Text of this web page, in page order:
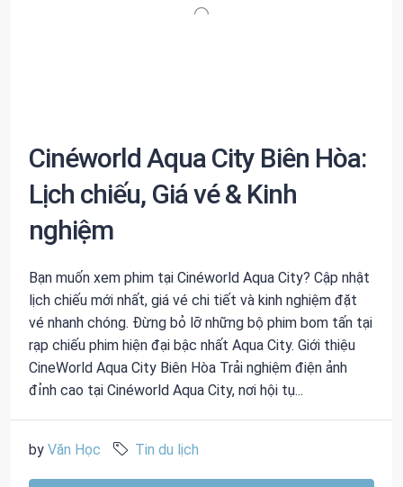
Cinéworld Aqua City Biên Hòa:
Lịch chiếu, Giá vé & Kinh
nghiệm
Bạn muốn xem phim tại Cinéworld Aqua City? Cập nhật
lịch chiếu mới nhất, giá vé chi tiết và kinh nghiệm đặt
vé nhanh chóng. Đừng bỏ lỡ những bộ phim bom tấn tại
rạp chiếu phim hiện đại bậc nhất Aqua City. Giới thiệu
CineWorld Aqua City Biên Hòa Trải nghiệm điện ảnh
đỉnh cao tại Cinéworld Aqua City, nơi hội tụ...
by Văn Học Tin du lịch